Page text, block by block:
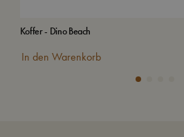
Koffer - Dino Beach
In den Warenkorb